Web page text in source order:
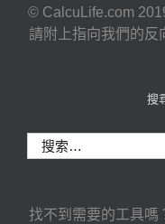
© CalcuLife.com
請附上指向我們的反
搜
索
果：
找不到需要的工具嗎